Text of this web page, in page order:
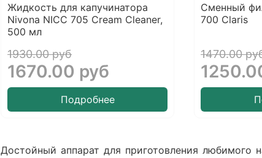
Жидкость для капучинатора
Nivona NICC 705 Cream Cleaner,
500 мл
1930.00 руб
1670.00 руб
Подробнее
Сменный
700 Claris
1470.00
Достойный аппарат для приготовления любимого